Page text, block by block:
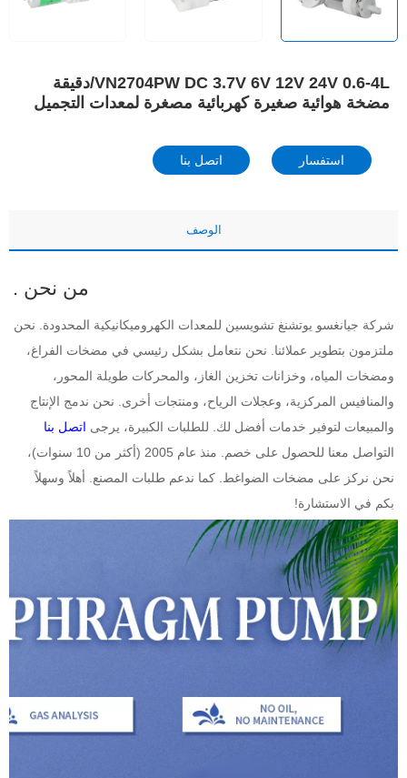
VN2704PW DC 3.7V 6V 12V 24V 0.6-4L/دقيقة
مضخة هوائية صغيرة كهربائية مصغرة لمعدات التجميل
استفسار اتصل بنا
الوصف
من نحن .
والمبيعات لتوفير خدمات أفضل لك. للطلبات الكبيرة، يرجى اتصل بنا
نحن نركز على مضخات الضواغط. كما ندعم طلبات المصنع. أهلاً وسهلاً
بكم في الاستشارة!